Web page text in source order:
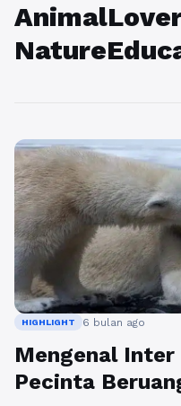
HIGHLIGHT 6 bulan ago
Mengenal
Pecinta